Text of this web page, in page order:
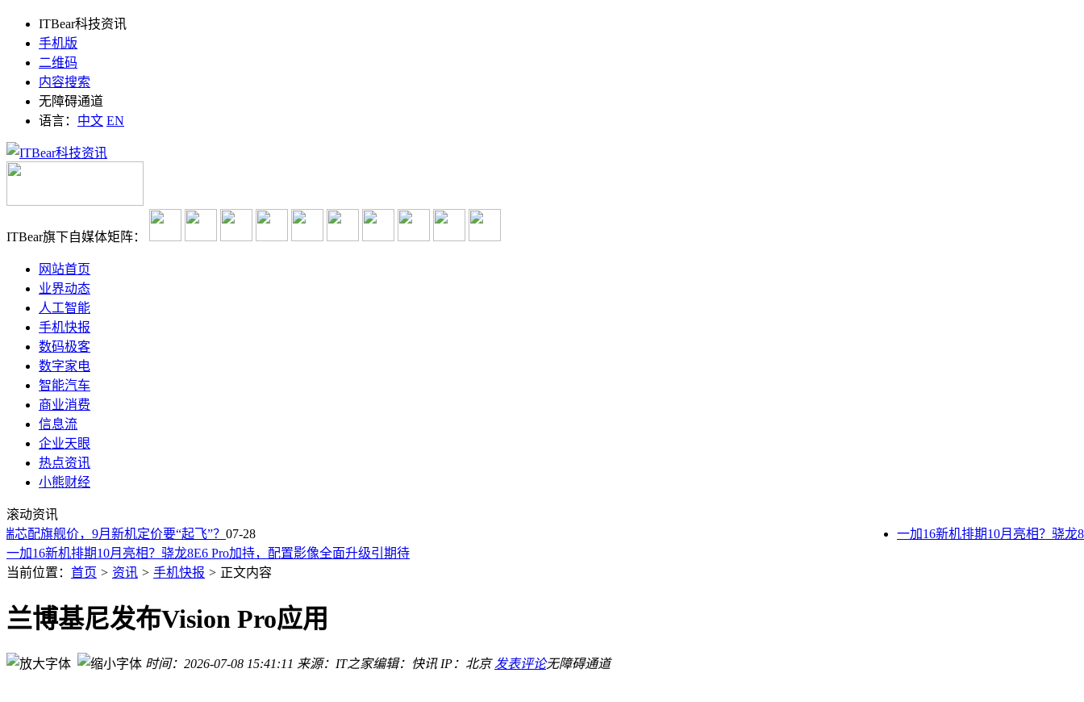
ITBear科技资讯
手机版
二维码
内容搜索
无障碍通道
语言： 中文 EN
ITBear旗下自媒体矩阵：
网站首页
业界动态
人工智能
手机快报
数码极客
数字家电
智能汽车
商业消费
信息流
企业天眼
热点资讯
小熊财经
滚动资讯
配旗舰价，9月新机定价要“起飞”？07-28 一加16新机排期10月亮相？骁龙
南卡Runner 4骨传导耳机深度评测：百元价位，运动与音质的完美越级之选
三星电子整合华城DRAM后端设施：复用空间缩短建置周期，扩建提升产能
一加16新机排期10月亮相？骁龙8E6 Pro加持，配置影像全面升级引期待
苹果明日美国推出全新设备租赁计划 涵盖四大产品线 租赁模式灵活多样
苹果20周年纪念版iPhone或2027年秋登场，曲面无孔屏引领设计新潮流
华为nova16 SE携红枫影像强势归来，能否在中端市场掀起新热潮？
苹果多项服务7月27日突发故障 官方回应：例行维护已恢复可用
OPPO「小布Next计划」启航，端侧AI革新，邀您共探主动智能新未来
南卡Runner 4骨传导耳机深度评测：百元价位，运动与音质的完美越级之选
当前位置： 首页 > 资讯 > 手机快报 > 正文内容
兰博基尼发布Vision Pro应用
时间：2026-07-08 15:41:11 来源：IT之家编辑：快讯 IP：北京 发表评论无障碍通道